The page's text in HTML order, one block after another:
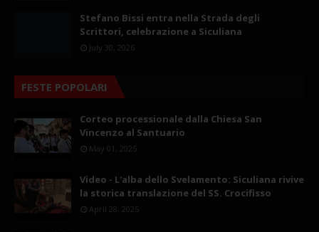
Stefano Bissi entra nella Strada degli
Scrittori, celebrazione a Siculiana
July 30, 2026
FESTE POPOLARI
Corteo processionale dalla Chiesa San
Vincenzo al Santuario
May 01, 2025
Video - L'alba dello Svelamento: Siculiana rivive
la storica translazione del SS. Crocifisso
April 28, 2025